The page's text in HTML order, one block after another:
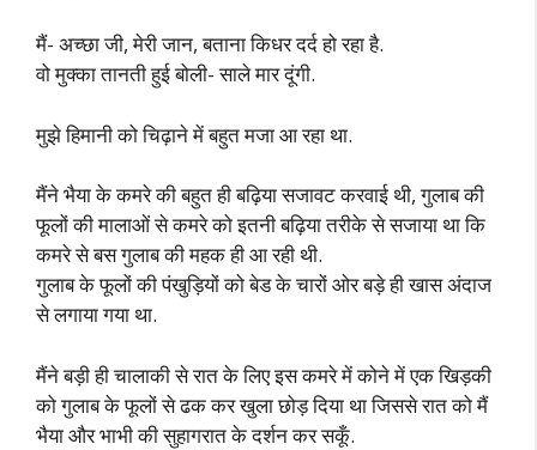
मैं- अच्छा जी, मेरी जान, बताना किधर दर्द हो रहा है.
वो मुक्का तानती हुई बोली- साले मार दूंगी.
मुझे हिमानी को चिढ़ाने में बहुत मजा आ रहा था.
मैंने भैया के कमरे की बहुत ही बढ़िया सजावट करवाई थी, गुलाब की
फूलों की मालाओं से कमरे को इतनी बढ़िया तरीके से सजाया था कि
कमरे से बस गुलाब की महक ही आ रही थी.
गुलाब के फूलों की पंखुड़ियों को बेड के चारों ओर बड़े ही खास अंदाज
से लगाया गया था.
मैंने बड़ी ही चालाकी से रात के लिए इस कमरे में कोने में एक खिड़की
को गुलाब के फूलों से ढक कर खुला छोड़ दिया था जिससे रात को मैं
भैया और भाभी की सुहागरात के दर्शन कर सकूँ.